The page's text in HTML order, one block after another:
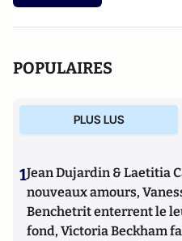
POPULAIRES
PLUS LUS
1Jean Dujardin & Laetitia
nouveaux amours,
Benchetrit enterrent le
fond, Victoria Beckham